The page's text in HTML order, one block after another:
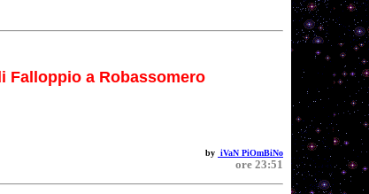
Falloppio a Robassomero
by iVaN PiOmBiNo
ore 23:51